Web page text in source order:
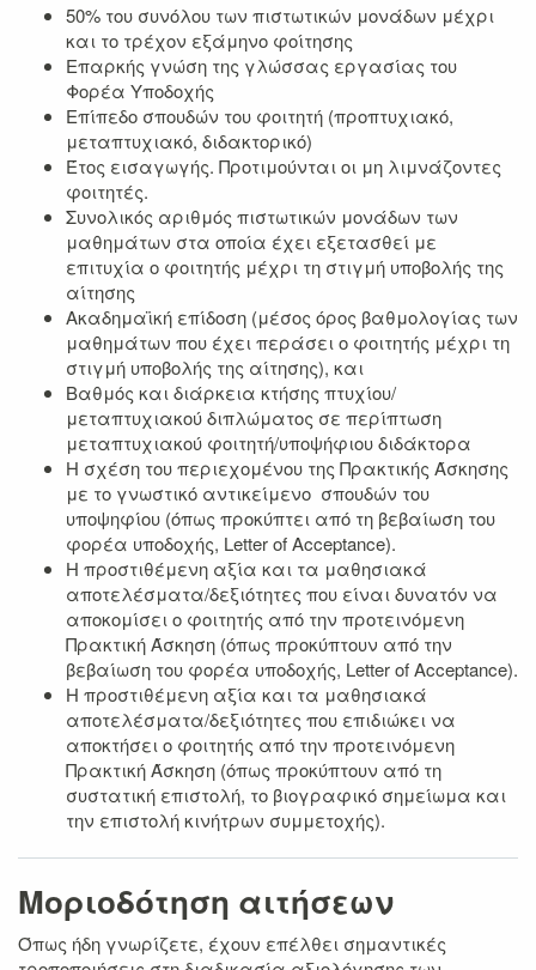
50% του συνόλου των πιστωτικών μονάδων μέχρι
και το τρέχον εξάμηνο φοίτησης
Επαρκής γνώση της γλώσσας εργασίας του
Φορέα Υποδοχής
Επίπεδο σπουδών του φοιτητή (προπτυχιακό,
μεταπτυχιακό, διδακτορικό)
Έτος εισαγωγής. Προτιμούνται οι μη λιμνάζοντες
φοιτητές.
Συνολικός αριθμός πιστωτικών μονάδων των
μαθημάτων στα οποία έχει εξετασθεί με
επιτυχία ο φοιτητής μέχρι τη στιγμή υποβολής της
αίτησης
Ακαδημαϊκή επίδοση (μέσος όρος βαθμολογίας των
μαθημάτων που έχει περάσει ο φοιτητής μέχρι τη
στιγμή υποβολής της αίτησης), και
Βαθμός και διάρκεια κτήσης πτυχίου/
μεταπτυχιακού διπλώματος σε περίπτωση
μεταπτυχιακού φοιτητή/υποψήφιου διδάκτορα
Η σχέση του περιεχομένου της Πρακτικής Άσκησης
με το γνωστικό αντικείμενο σπουδών του
υποψηφίου (όπως προκύπτει από τη βεβαίωση του
φορέα υποδοχής, Letter of Acceptance).
H προστιθέμενη αξία και τα μαθησιακά
αποτελέσματα/δεξιότητες που είναι δυνατόν να
αποκομίσει ο φοιτητής από την προτεινόμενη
Πρακτική Άσκηση (όπως προκύπτουν από την
βεβαίωση του φορέα υποδοχής, Letter of Acceptance).
H προστιθέμενη αξία και τα μαθησιακά
αποτελέσματα/δεξιότητες που επιδιώκει να
αποκτήσει ο φοιτητής από την προτεινόμενη
Πρακτική Άσκηση (όπως προκύπτουν από τη
συστατική επιστολή, το βιογραφικό σημείωμα και
την επιστολή κινήτρων συμμετοχής).
Μοριοδότηση αιτήσεων
Όπως ήδη γνωρίζετε, έχουν επέλθει σημαντικές